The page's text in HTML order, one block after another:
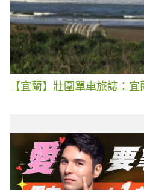
【宜蘭】壯圍單車旅誌：